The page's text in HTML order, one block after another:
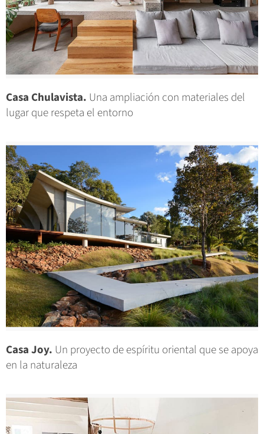
Casa Chulavista. Una ampliación con materiales del
lugar que respeta el entorno
Casa Joy. Un proyecto de espíritu oriental que se apoya
en la naturaleza